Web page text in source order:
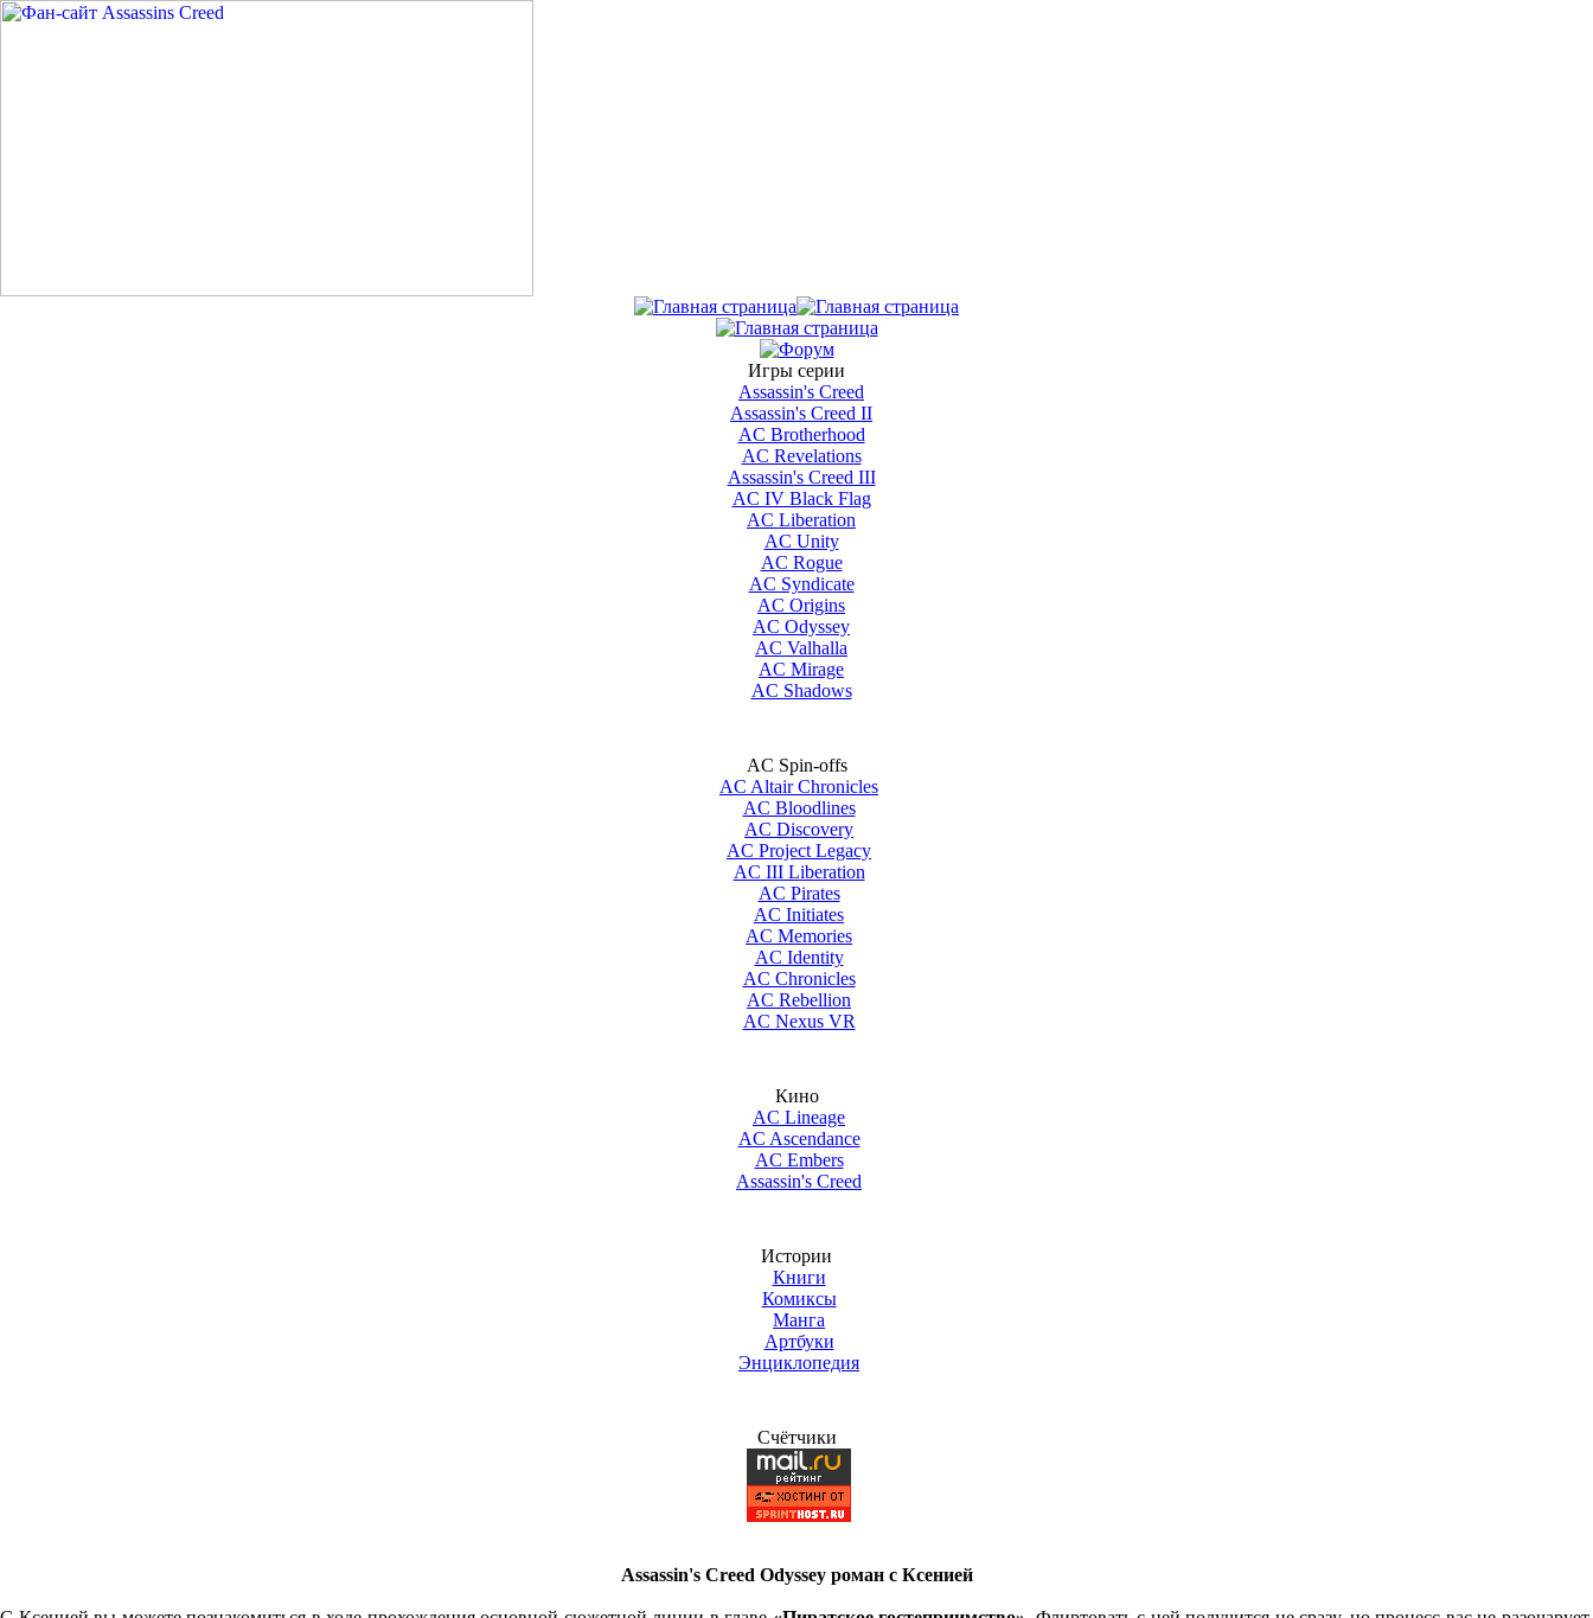
Игры серии
Assassin's Creed
Assassin's Creed II
AС Brotherhood
AC Revelations
Assassin's Creed III
AC IV Black Flag
AC Liberation
AC Unity
AC Rogue
AC Syndicate
AC Origins
AC Odyssey
AC Valhalla
AC Mirage
AC Shadows
AC Spin-offs
AC Altair Chronicles
AC Bloodlines
AC Discovery
AC Project Legacy
AC III Liberation
AC Pirates
AC Initiates
AC Memories
AC Identity
AC Chronicles
AC Rebellion
AC Nexus VR
Кино
AC Lineage
AC Ascendance
AC Embers
Assassin's Creed
Истории
Книги
Комиксы
Манга
Артбуки
Энциклопедия
Счётчики
Assassin's Creed Odyssey роман с Ксенией